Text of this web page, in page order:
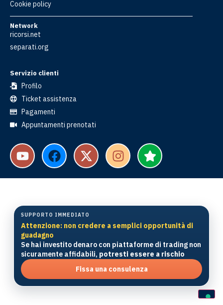
Cookie policy
Network
ricorsi.net
separati.org
Servizio clienti
Profilo
Ticket assistenza
Pagamenti
Appuntamenti prenotati
SUPPORTO IMMEDIATO
Attenzione: non credere a semplici opportunità di
guadagno
Se hai investito denaro con piattaforme di trading non
sicuramente affidabili, potresti essere a rischio
Fissa una consulenza